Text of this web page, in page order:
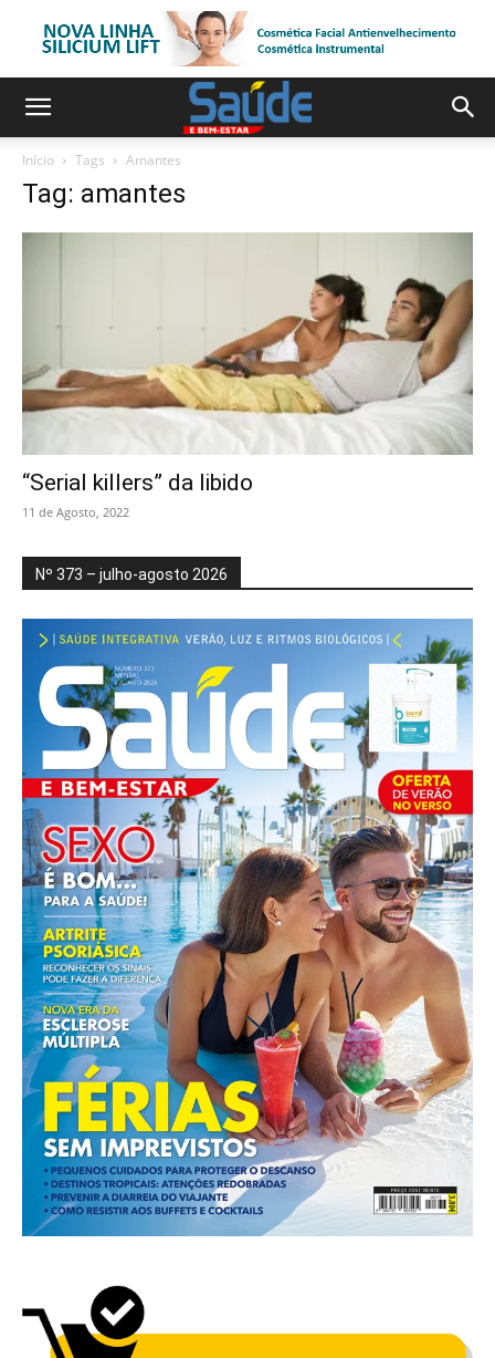
Início Tags Amantes
Tag: amantes
“Serial killers” da libido
11 de Agosto, 2022
Nº 373 – julho-agosto 2026